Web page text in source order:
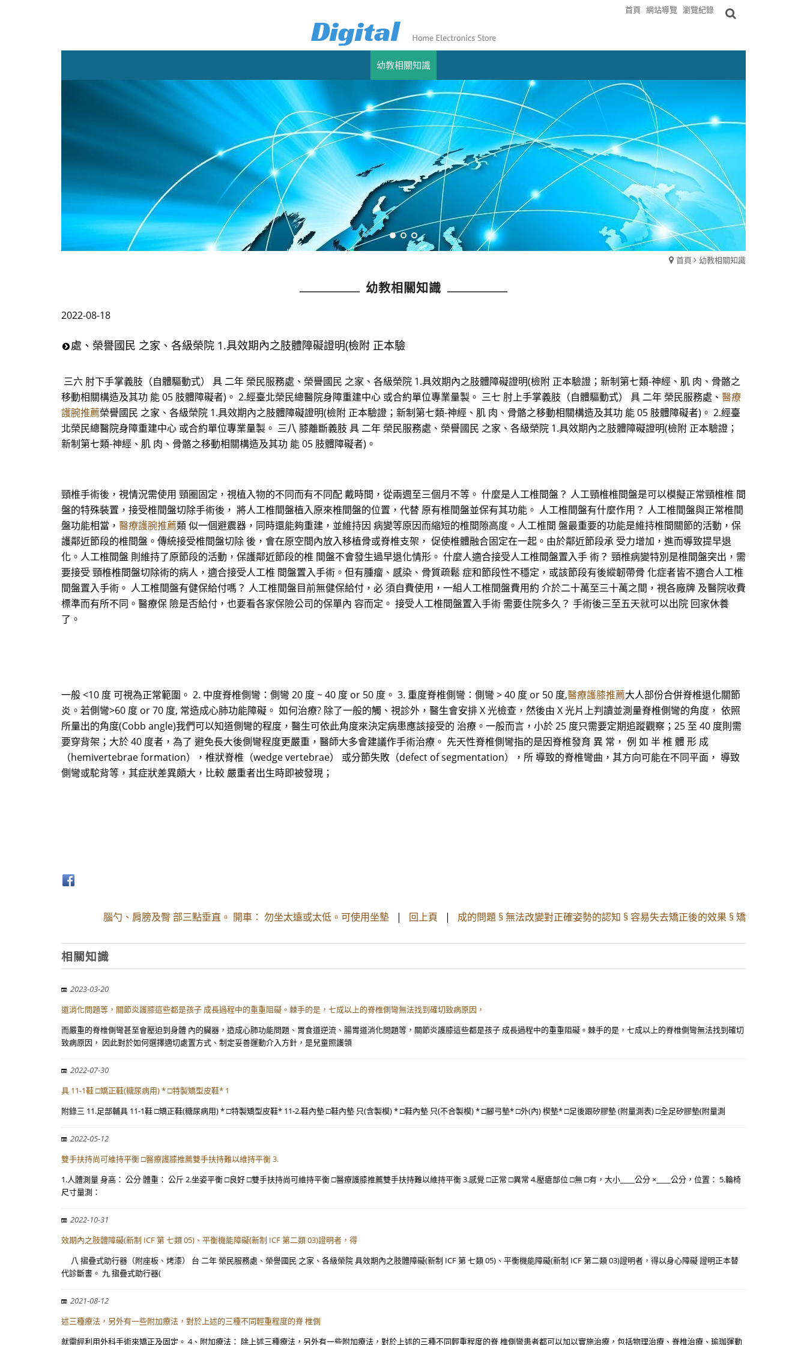
首頁 網站導覽 瀏覽紀錄
幼教相關知識
首頁 幼教相關知識
幼教相關知識
2022-08-18
處、榮譽國民 之家、各級榮院 1.具效期內之肢體障礙證明(檢附 正本驗
三六 肘下手掌義肢（自體驅動式） 具 二年 榮民服務處、榮譽國民 之家、各級榮院 1.具效期內之肢體障礙證明(檢附 正本驗證；新制第七類-神經、肌 肉、骨骼之
移動相關構造及其功 能 05 肢體障礙者)。 2.經臺北榮民總醫院身障重建中心 或合約單位專業量製。 三七 肘上手掌義肢（自體驅動式） 具 二年 榮民服務處、 醫療
護腕推薦榮譽國民 之家、各級榮院 1.具效期內之肢體障礙證明(檢附 正本驗證；新制第七類-神經、肌 肉、骨骼之移動相關構造及其功 能 05 肢體障礙者)。 2.經臺
北榮民總醫院身障重建中心 或合約單位專業量製。 三八 膝離斷義肢 具 二年 榮民服務處、榮譽國民 之家、各級榮院 1.具效期內之肢體障礙證明(檢附 正本驗證；
新制第七類-神經、肌 肉、骨骼之移動相關構造及其功 能 05 肢體障礙者)。
頸椎手術後，視情況需使用 頸圈固定，視植入物的不同而有不同配 戴時間，從兩週至三個月不等。 什麼是人工椎間盤？ 人工頸椎椎間盤是可以模擬正常頸椎椎 間
盤的特殊裝置，接受椎間盤切除手術後， 將人工椎間盤植入原來椎間盤的位置，代替 原有椎間盤並保有其功能。 人工椎間盤有什麼作用？ 人工椎間盤與正常椎間
盤功能相當， 醫療護腕推薦類 似一個避震器，同時還能夠重建，並維持因 病變等原因而縮短的椎間隙高度。人工椎間 盤最重要的功能是維持椎間關節的活動，保
護鄰近節段的椎間盤。傳統接受椎間盤切除 後，會在原空間內放入移植骨或脊椎支架， 促使椎體融合固定在一起。由於鄰近節段承 受力增加，進而導致提早退
化。人工椎間盤 則維持了原節段的活動，保護鄰近節段的椎 間盤不會發生過早退化情形。 什麼人適合接受人工椎間盤置入手 術？ 頸椎病變特別是椎間盤突出，需
要接受 頸椎椎間盤切除術的病人，適合接受人工椎 間盤置入手術。但有腫瘤、感染、骨質疏鬆 症和節段性不穩定，或該節段有後縱韌帶骨 化症者皆不適合人工椎
間盤置入手術。 人工椎間盤有健保給付嗎？ 人工椎間盤目前無健保給付，必 須自費使用，一組人工椎間盤費用約 介於二十萬至三十萬之間，視各廠牌 及醫院收費
標準而有所不同。醫療保 險是否給付，也要看各家保險公司的保單內 容而定。 接受人工椎間盤置入手術 需要住院多久？ 手術後三至五天就可以出院 回家休養
了。
一般 <10 度 可視為正常範圍。 2. 中度脊椎側彎：側彎 20 度 ~ 40 度 or 50 度。 3. 重度脊椎側彎：側彎 > 40 度 or 50 度,醫療護膝推薦大人部份合併脊椎退化關節
炎。若側彎>60 度 or 70 度, 常造成心肺功能障礙。 如何治療? 除了一般的觸、視診外，醫生會安排 X 光檢查，然後由 X 光片上判讀並測量脊椎側彎的角度， 依照
所量出的角度(Cobb angle)我們可以知道側彎的程度，醫生可依此角度來決定病患應該接受的 治療。一般而言，小於 25 度只需要定期追蹤觀察；25 至 40 度則需
要穿背架；大於 40 度者，為了 避免長大後側彎程度更嚴重，醫師大多會建議作手術治療。 先天性脊椎側彎指的是因脊椎發育 異 常， 例 如 半 椎 體 形 成
（hemivertebrae formation），椎狀脊椎（wedge vertebrae） 或分節失敗（defect of segmentation），所 導致的脊椎彎曲，其方向可能在不同平面， 導致
側彎或駝背等，其症狀差異頗大，比較 嚴重者出生時即被發現；
腦勺、肩膀及臀 部三點垂直。 開車： 勿坐太遠或太低。可使用坐墊 | 回上頁 | 成的問題 § 無法改變對正確姿勢的認知 § 容易失去矯正後的效果 § 矯
相關知識
2023-03-20
道消化問題等，關節炎護膝這些都是孩子 成長過程中的重重阻礙。棘手的是，七成以上的脊椎側彎無法找到確切致病原因，
而嚴重的脊椎側彎甚至會壓迫到身體 內的臟器，造成心肺功能問題、胃食道逆流、腸胃道消化問題等，關節炎護膝這些都是孩子 成長過程中的重重阻礙。棘手的是，七成以上的脊椎側彎無法找到確切
致病原因， 因此對於如何選擇適切處置方式、制定妥善運動介入方針，是兒童照護領
2022-07-30
具 11-1鞋 □矯正鞋(糖尿病用) * □特製矯型皮鞋* 1
附錄三 11.足部輔具 11-1鞋 □矯正鞋(糖尿病用) * □特製矯型皮鞋* 11-2.鞋內墊 □鞋內墊 只(含製模) * □鞋內墊 只(不合製模) * □腳弓墊* □外(內) 楔墊* □足後跟矽膠墊 (附量測表) □全足矽膠墊(附量測
2022-05-12
雙手扶持尚可維持平衡 □醫療護膝推薦雙手扶持難以維持平衡 3.
1.人體測量 身高： 公分 體重： 公斤 2.坐姿平衡 □良好 □雙手扶持尚可維持平衡 □醫療護膝推薦雙手扶持難以維持平衡 3.感覺 □正常 □異常 4.壓瘡部位 □無 □有，大小____公分 ×____公分，位置： 5.輪椅
尺寸量測：
2022-10-31
效期內之肢體障礙(新制 ICF 第 七類 05)、平衡機能障礙(新制 ICF 第二類 03)證明者，得
八 摺疊式助行器（附座板、烤漆） 台 二年 榮民服務處、榮譽國民 之家、各級榮院 具效期內之肢體障礙(新制 ICF 第 七類 05)、平衡機能障礙(新制 ICF 第二類 03)證明者，得以身心障礙 證明正本替
代診斷書。 九 摺疊式助行器(
2021-08-12
述三種療法，另外有一些附加療法，對於上述的三種不同輕重程度的脊 椎側
就需經利用外科手術來矯正及固定。 4、附加療法： 除上述三種療法，另外有一些附加療法，對於上述的三種不同輕重程度的脊 椎側彎患者都可以加以實施治療，包括物理治療、脊椎治療、瑜珈運動